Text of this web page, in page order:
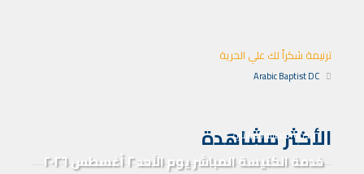
ترنيمة شكراً لك علي الحرية
Arabic Baptist DC
الأكثر مشاهدة
خدمة الكنيسة المباشرة
خدمة الكنيسة المباشر يوم الأحد ٢ أغسطس ٢٠٢٦